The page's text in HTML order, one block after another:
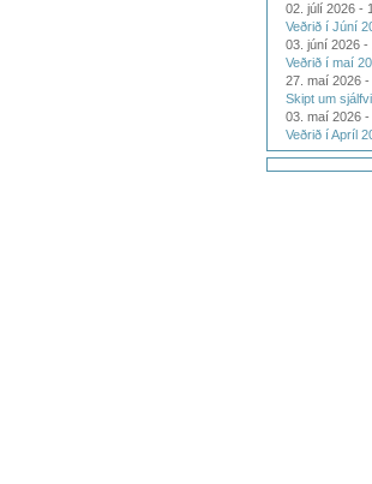
02. júlí 2026 -
Veðrið í Júní
03. júní 2026 -
Veðrið í maí
27. maí 2026 -
Skipt um
03. maí 2026 -
Veðrið í Apríl